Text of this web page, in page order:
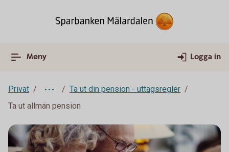
Meny Logga in
Privat
Ta ut din pension - uttagsregler
Ta ut allmän pension